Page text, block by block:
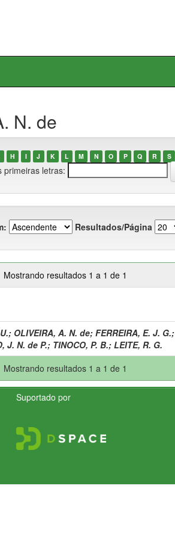
N. de
H I J K L M N O P Q R S
primeiras letras:
Resultados/Página
Mostrando resultados 1 a 1 de 1
; OLIVEIRA, A. N. de; FERREIRA, E. J. G.;
J. N. de P.; TINOCO, P. B.; LEITE, R. G.
Mostrando resultados 1 a 1 de 1
Suportado por